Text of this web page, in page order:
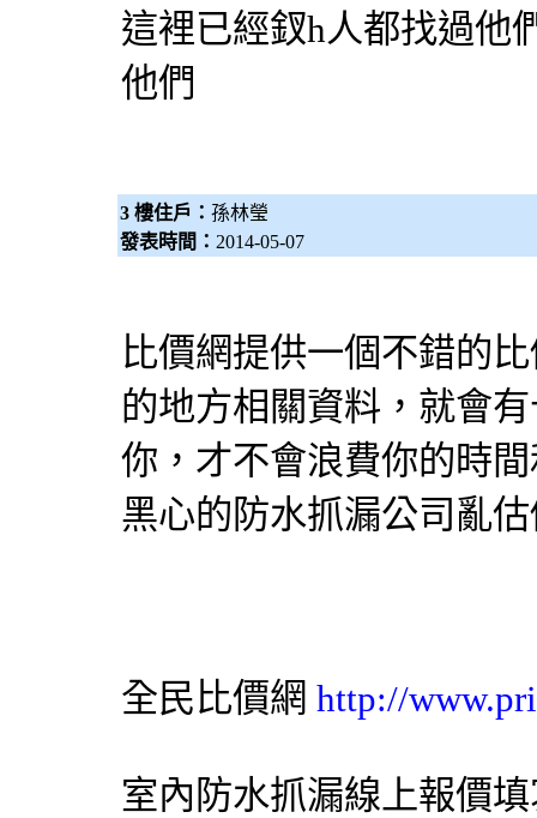
這裡已經釵h人都找過他
他們
3 樓住戶： 孫林瑩
發表時間： 2014-05-07
比價網提供一個不錯的
的地方相關資料，就會
你，才不會浪費你的時
黑心的防水抓漏公司亂
全民比價網 http://
室內防水抓漏線上報價